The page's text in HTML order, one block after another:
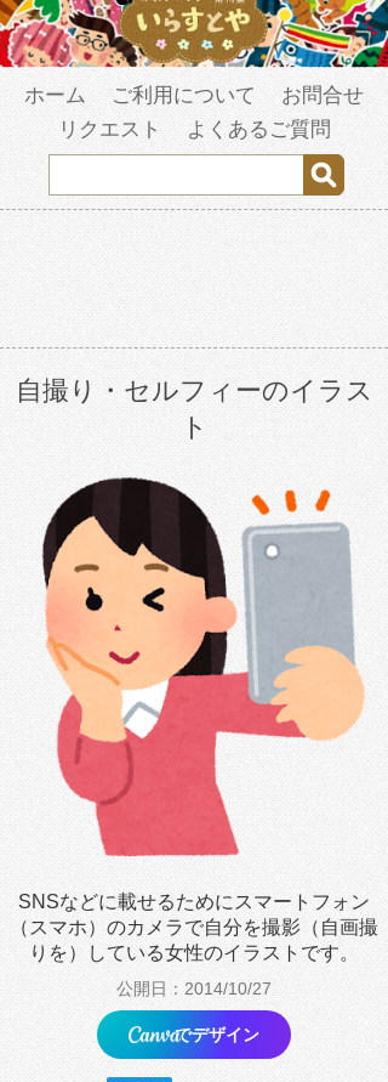
ホーム ご利用について
お問合せ
リクエスト
よくあるご質問
自撮り・セルフィーのイラス
ト
SNSなどに載せるためにスマートフォン
（スマホ）のカメラで自分を撮影（自画撮
りを）している女性のイラストです。
公開日：2014/10/27
でデザイン